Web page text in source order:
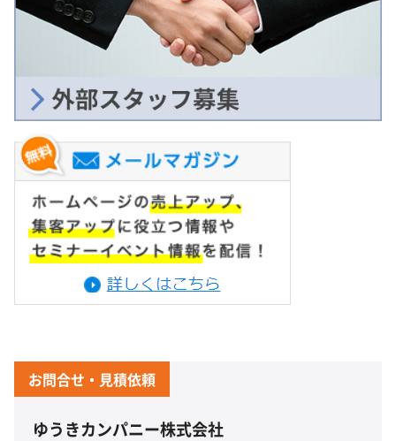
お問合せ・見積依頼
ゆうきカンパニー株式会社